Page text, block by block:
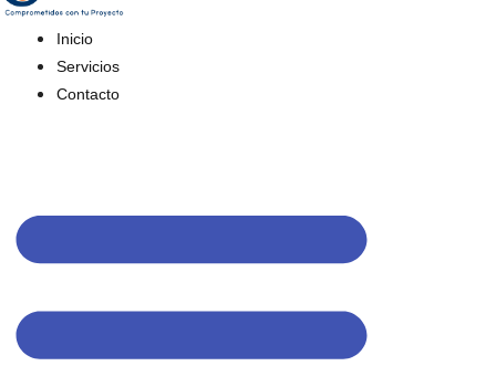
Inicio
Servicios
Contacto